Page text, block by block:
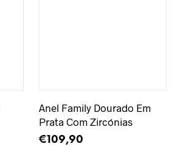
Anel Family Dourado Em
Prata Com Zircónias
€109,90